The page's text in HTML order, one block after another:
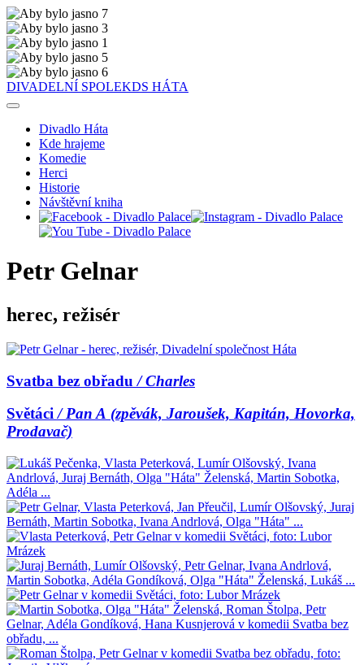
DIVADELNÍ SPOLEKDS HÁTA
Divadlo Háta
Kde hrajeme
Komedie
Herci
Historie
Návštěvní kniha
Petr Gelnar
herec, režisér
Svatba bez obřadu / Charles
Světáci/ Pan A (zpěvák, Jaroušek, Kapitán, Hovorka,
Prodavač)